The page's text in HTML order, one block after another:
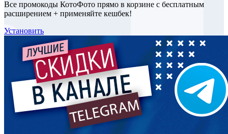
Все промокоды КотоФото прямо в корзине с бесплатным
расширением + применяйте кешбек!
Установить